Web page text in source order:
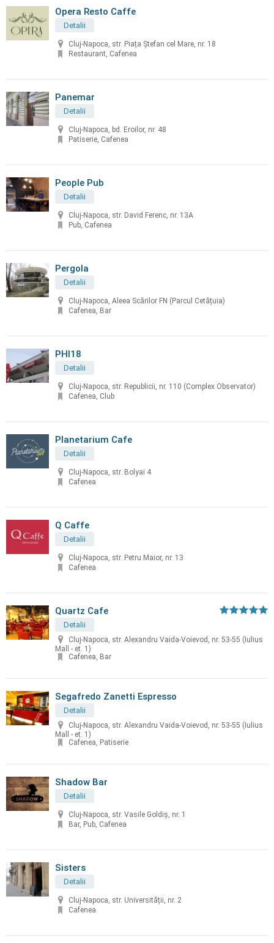
Opera Resto Caffe
Detalii
Cluj-Napoca, str. Piața Ștefan cel Mare, nr. 18
Restaurant, Cafenea
Panemar
Detalii
Cluj-Napoca, bd. Eroilor, nr. 48
Patiserie, Cafenea
People Pub
Detalii
Cluj-Napoca, str. David Ferenc, nr. 13A
Pub, Cafenea
Pergola
Detalii
Cluj-Napoca, Aleea Scărilor FN (Parcul Cetățuia)
Cafenea, Bar
PHI18
Detalii
Cluj-Napoca, str. Republicii, nr. 110 (Complex Observator)
Cafenea, Club
Planetarium Cafe
Detalii
Cluj-Napoca, str. Bolyai 4
Cafenea
Q Caffe
Detalii
Cluj-Napoca, str. Petru Maior, nr. 13
Cafenea
Quartz Cafe
Detalii
Cluj-Napoca, str. Alexandru Vaida-Voievod, nr. 53-55 (Iulius
Mall - et. 1)
Cafenea, Bar
Segafredo Zanetti Espresso
Detalii
Cluj-Napoca, str. Alexandru Vaida-Voievod, nr. 53-55 (Iulius
Mall - et. 1)
Cafenea, Patiserie
Shadow Bar
Detalii
Cluj-Napoca, str. Vasile Goldiș, nr. 1
Bar, Pub, Cafenea
Sisters
Detalii
Cluj-Napoca, str. Universității, nr. 2
Cafenea